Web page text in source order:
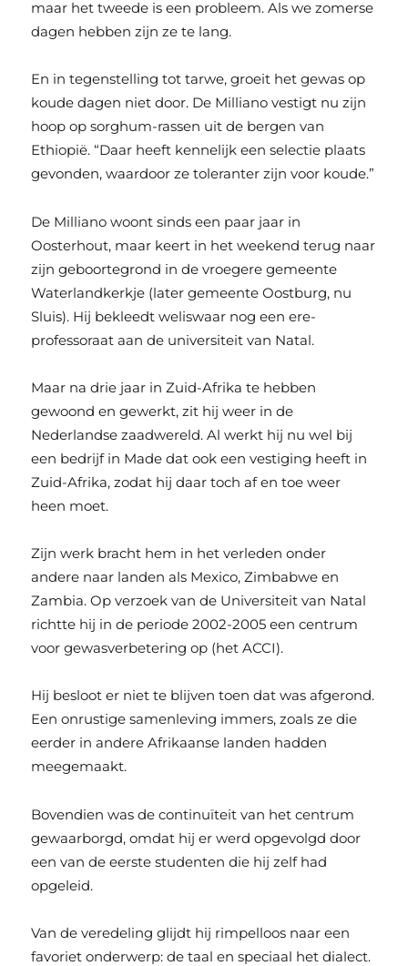
maar het tweede is een probleem. Als we zomerse
dagen hebben zijn ze te lang.
En in tegenstelling tot tarwe, groeit het gewas op
koude dagen niet door. De Milliano vestigt nu zijn
hoop op sorghum-rassen uit de bergen van
Ethiopië. “Daar heeft kennelijk een selectie plaats
gevonden, waardoor ze toleranter zijn voor koude.”
De Milliano woont sinds een paar jaar in
Oosterhout, maar keert in het weekend terug naar
zijn geboortegrond in de vroegere gemeente
Waterlandkerkje (later gemeente Oostburg, nu
Sluis). Hij bekleedt weliswaar nog een ere-
professoraat aan de universiteit van Natal.
Maar na drie jaar in Zuid-Afrika te hebben
gewoond en gewerkt, zit hij weer in de
Nederlandse zaadwereld. Al werkt hij nu wel bij
een bedrijf in Made dat ook een vestiging heeft in
Zuid-Afrika, zodat hij daar toch af en toe weer
heen moet.
Zijn werk bracht hem in het verleden onder
andere naar landen als Mexico, Zimbabwe en
Zambia. Op verzoek van de Universiteit van Natal
richtte hij in de periode 2002-2005 een centrum
voor gewasverbetering op (het ACCI).
Hij besloot er niet te blijven toen dat was afgerond.
Een onrustige samenleving immers, zoals ze die
eerder in andere Afrikaanse landen hadden
meegemaakt.
Bovendien was de continuïteit van het centrum
gewaarborgd, omdat hij er werd opgevolgd door
een van de eerste studenten die hij zelf had
opgeleid.
Van de veredeling glijdt hij rimpelloos naar een
favoriet onderwerp: de taal en speciaal het dialect.